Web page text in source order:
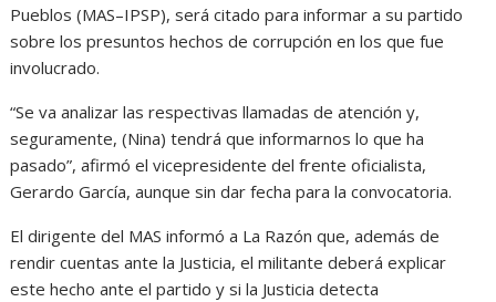
Pueblos (MAS–IPSP), será citado para informar a su partido
sobre los presuntos hechos de corrupción en los que fue
involucrado.
“Se va analizar las respectivas llamadas de atención y,
seguramente, (Nina) tendrá que informarnos lo que ha
pasado”, afirmó el vicepresidente del frente oficialista,
Gerardo García, aunque sin dar fecha para la convocatoria.
El dirigente del MAS informó a La Razón que, además de
rendir cuentas ante la Justicia, el militante deberá explicar
este hecho ante el partido y si la Justicia detecta